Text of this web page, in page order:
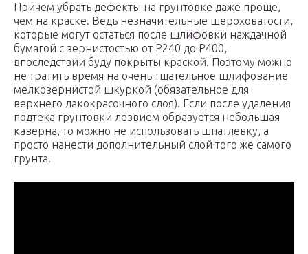
Причем убрать дефекты на грунтовке даже проще,
чем на краске. Ведь незначительные шероховатости,
которые могут остаться после шлифовки наждачной
бумагой с зернистостью от Р240 до Р400,
впоследствии буду покрыты краской. Поэтому можно
не тратить время на очень тщательное шлифование
мелкозернистой шкуркой (обязательное для
верхнего лакокрасочного слоя). Если после удаления
подтека грунтовки лезвием образуется небольшая
каверна, то можно не использовать шпатлевку, а
просто нанести дополнительный слой того же самого
грунта.